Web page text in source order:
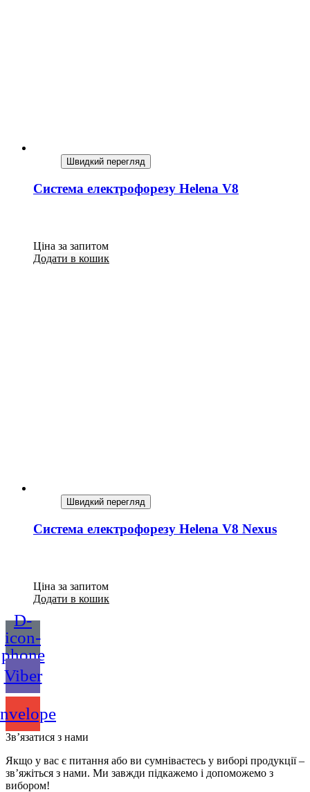
Швидкий перегляд
Система електрофорезу Helena V8
Ціна за запитом
Додати в кошик
Швидкий перегляд
Система електрофорезу Helena V8 Nexus
Ціна за запитом
Додати в кошик
D-
icon-
phone
Viber
Зв’язатися з нами
Якщо у вас є питання або ви сумніваєтесь у виборі продукції –
зв’яжіться з нами. Ми завжди підкажемо і допоможемо з
вибором!